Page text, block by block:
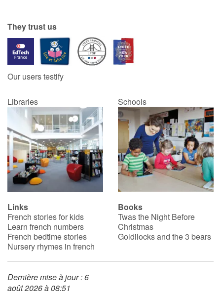
They trust us
Our users testify
Libraries Schools
Links
French stories for kids
Learn french numbers
French bedtime stories
Nursery rhymes in french
Books
Twas the Night Before
Christmas
Goldilocks and the 3 bears
Dernière mise à jour : 6
août 2026 à 08:51